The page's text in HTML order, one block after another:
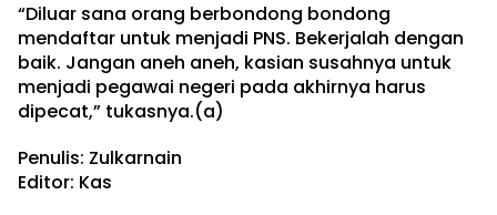
“Diluar sana orang berbondong bondong
mendaftar untuk menjadi PNS. Bekerjalah dengan
baik. Jangan aneh aneh, kasian susahnya untuk
menjadi pegawai negeri pada akhirnya harus
dipecat,” tukasnya.(a)
Penulis: Zulkarnain
Editor: Kas